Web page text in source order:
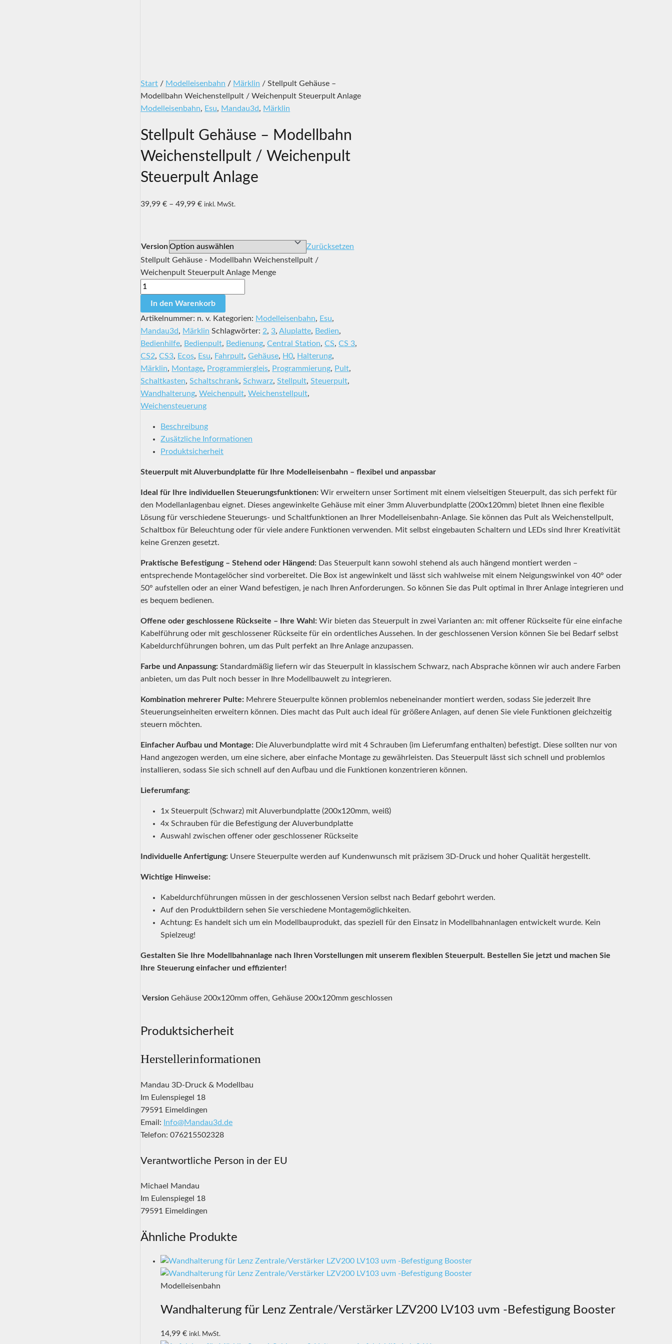
Start / Modelleisenbahn / Märklin / Stellpult Gehäuse –
Modellbahn Weichenstellpult / Weichenpult Steuerpult Anlage
Modelleisenbahn, Esu, Mandau3d, Märklin
Stellpult Gehäuse – Modellbahn
Weichenstellpult / Weichenpult
Steuerpult Anlage
39,99€ –49,99€ inkl. MwSt.
Version
Zurücksetzen
Stellpult Gehäuse - Modellbahn Weichenstellpult /
Weichenpult Steuerpult Anlage Menge
In den Warenkorb
Artikelnummer: n. v. Kategorien: Modelleisenbahn, Esu,
Mandau3d, Märklin Schlagwörter: 2, 3,Aluplatte, Bedien,
Bedienhilfe, Bedienpult, Bedienung,Central Station,CS,CS 3,
CS2,CS3, Ecos, Esu, Fahrpult,Gehäuse, H0, Halterung,
Märklin, Montage, Programmiergleis, Programmierung, Pult,
Schaltkasten,Schaltschrank,Schwarz,Stellpult,Steuerpult,
Wandhalterung,Weichenpult,Weichenstellpult,
Weichensteuerung
Beschreibung
Zusätzliche Informationen
Produktsicherheit
Steuerpult mit Aluverbundplatte für Ihre Modelleisenbahn – flexibel und anpassbar
Ideal für Ihre individuellen Steuerungsfunktionen: Wir erweitern unser Sortiment mit einem vielseitigen Steuerpult, das sich perfekt für
den Modellanlagenbau eignet. Dieses angewinkelte Gehäuse mit einer 3mm Aluverbundplatte (200x120mm) bietet Ihnen eine flexible
Lösung für verschiedene Steuerungs- und Schaltfunktionen an Ihrer Modelleisenbahn-Anlage. Sie können das Pult als Weichenstellpult,
Schaltbox für Beleuchtung oder für viele andere Funktionen verwenden. Mit selbst eingebauten Schaltern und LEDs sind Ihrer Kreativität
keine Grenzen gesetzt.
Praktische Befestigung – Stehend oder Hängend: Das Steuerpult kann sowohl stehend als auch hängend montiert werden –
entsprechende Montagelöcher sind vorbereitet. Die Box ist angewinkelt und lässt sich wahlweise mit einem Neigungswinkel von 40° oder
50° aufstellen oder an einer Wand befestigen, je nach Ihren Anforderungen. So können Sie das Pult optimal in Ihrer Anlage integrieren und
es bequem bedienen.
Offene oder geschlossene Rückseite – Ihre Wahl: Wir bieten das Steuerpult in zwei Varianten an: mit offener Rückseite für eine einfache
Kabelführung oder mit geschlossener Rückseite für ein ordentliches Aussehen. In der geschlossenen Version können Sie bei Bedarf selbst
Kabeldurchführungen bohren, um das Pult perfekt an Ihre Anlage anzupassen.
Farbe und Anpassung: Standardmäßig liefern wir das Steuerpult in klassischem Schwarz, nach Absprache können wir auch andere Farben
anbieten, um das Pult noch besser in Ihre Modellbauwelt zu integrieren.
Kombination mehrerer Pulte: Mehrere Steuerpulte können problemlos nebeneinander montiert werden, sodass Sie jederzeit Ihre
Steuerungseinheiten erweitern können. Dies macht das Pult auch ideal für größere Anlagen, auf denen Sie viele Funktionen gleichzeitig
steuern möchten.
Einfacher Aufbau und Montage: Die Aluverbundplatte wird mit 4 Schrauben (im Lieferumfang enthalten) befestigt. Diese sollten nur von
Hand angezogen werden, um eine sichere, aber einfache Montage zu gewährleisten. Das Steuerpult lässt sich schnell und problemlos
installieren, sodass Sie sich schnell auf den Aufbau und die Funktionen konzentrieren können.
Lieferumfang:
1x Steuerpult (Schwarz) mit Aluverbundplatte (200x120mm, weiß)
4x Schrauben für die Befestigung der Aluverbundplatte
Auswahl zwischen offener oder geschlossener Rückseite
Individuelle Anfertigung: Unsere Steuerpulte werden auf Kundenwunsch mit präzisem 3D-Druck und hoher Qualität hergestellt.
Wichtige Hinweise:
Kabeldurchführungen müssen in der geschlossenen Version selbst nach Bedarf gebohrt werden.
Auf den Produktbildern sehen Sie verschiedene Montagemöglichkeiten.
Achtung: Es handelt sich um ein Modellbauprodukt, das speziell für den Einsatz in Modellbahnanlagen entwickelt wurde. Kein
Spielzeug!
Gestalten Sie Ihre Modellbahnanlage nach Ihren Vorstellungen mit unserem flexiblen Steuerpult. Bestellen Sie jetzt und machen Sie
Ihre Steuerung einfacher und effizienter!
Version Gehäuse 200x120mm offen, Gehäuse 200x120mm geschlossen
Produktsicherheit
Herstellerinformationen
Mandau 3D-Druck & Modellbau
Im Eulenspiegel 18
79591 Eimeldingen
Email:
Info@Mandau3d.de
Telefon: 076215502328
Verantwortliche Person in der EU
Michael Mandau
Im Eulenspiegel 18
79591 Eimeldingen
Ähnliche Produkte
Modelleisenbahn
Wandhalterung für Lenz Zentrale/Verstärker LZV200 LV103 uvm -Befestigung Booster
14,99€ inkl. MwSt.